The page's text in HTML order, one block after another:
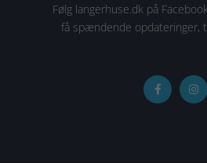
Følg langerhuse.dk på
få spændende opdateringer,